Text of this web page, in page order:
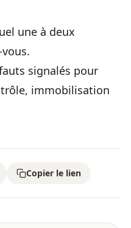
une à deux
signalés pour
immobilisation
Copier le lien